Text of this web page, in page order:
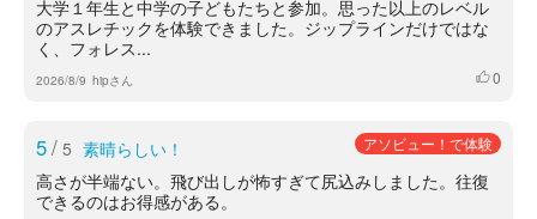
大学１年生と中学の子どもたちと参加。思った以上のレベル
のアスレチックを体験できました。ジップラインだけではな
く、フォレス...
2026/8/9 hipさん いいね
0
5/ 5 素晴らしい！ アソビュー！で体験
高さが半端ない。飛び出しが怖すぎて尻込みしました。往復
できるのはお得感がある。